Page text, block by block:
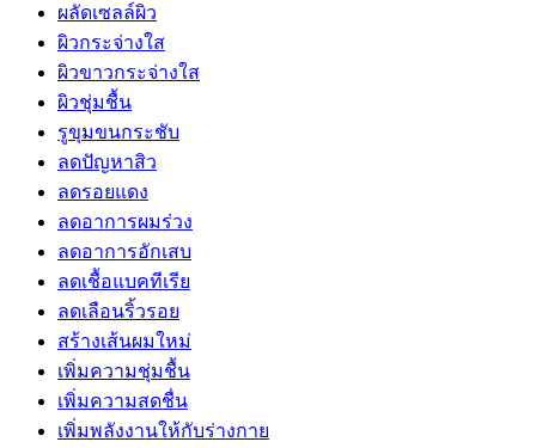
ผลัดเซลล์ผิว
ผิวกระจ่างใส
ผิวขาวกระจ่างใส
ผิวชุ่มชื้น
รูขุมขนกระชับ
ลดปัญหาสิว
ลดรอยแดง
ลดอาการผมร่วง
ลดอาการอักเสบ
ลดเชื้อแบคทีเรีย
ลดเลือนริ้วรอย
สร้างเส้นผมใหม่
เพิ่มความชุ่มชื้น
เพิ่มความสดชื่น
เพิ่มพลังงานให้กับร่างกาย